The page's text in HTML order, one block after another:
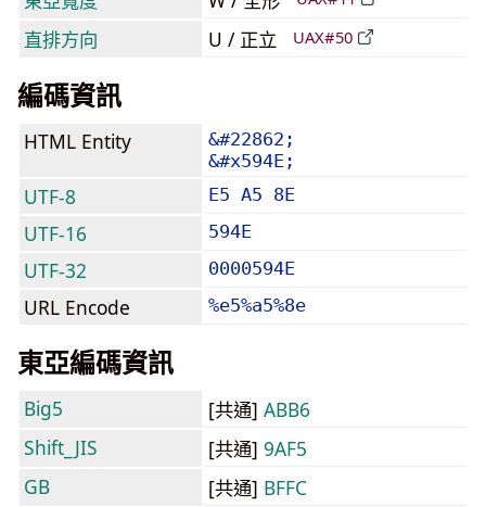
直排方向 U / 正立 UAX#50
編碼資訊
HTML Entity
&#22862;
&#x594E;
UTF-8 E5 A5 8E
UTF-16 594E
UTF-32 0000594E
URL Encode %e5%a5%8e
東亞編碼資訊
Big5 [共通] ABB6
Shift_JIS
[共通] 9AF5
GB
[共通] BFFC